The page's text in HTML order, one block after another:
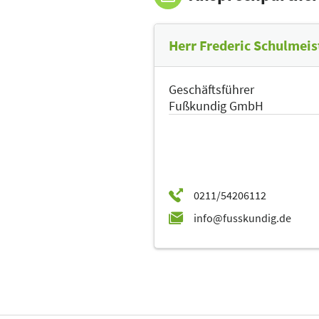
Herr Frederic
Geschäftsführer
Fußkundig GmbH